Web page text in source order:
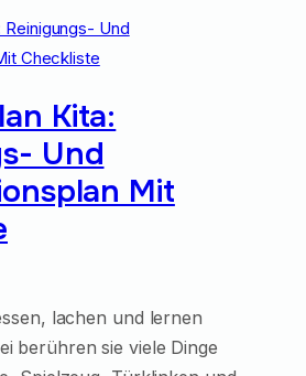
Kita:
Und
Mit
lachen und lernen
berühren sie viele Dinge